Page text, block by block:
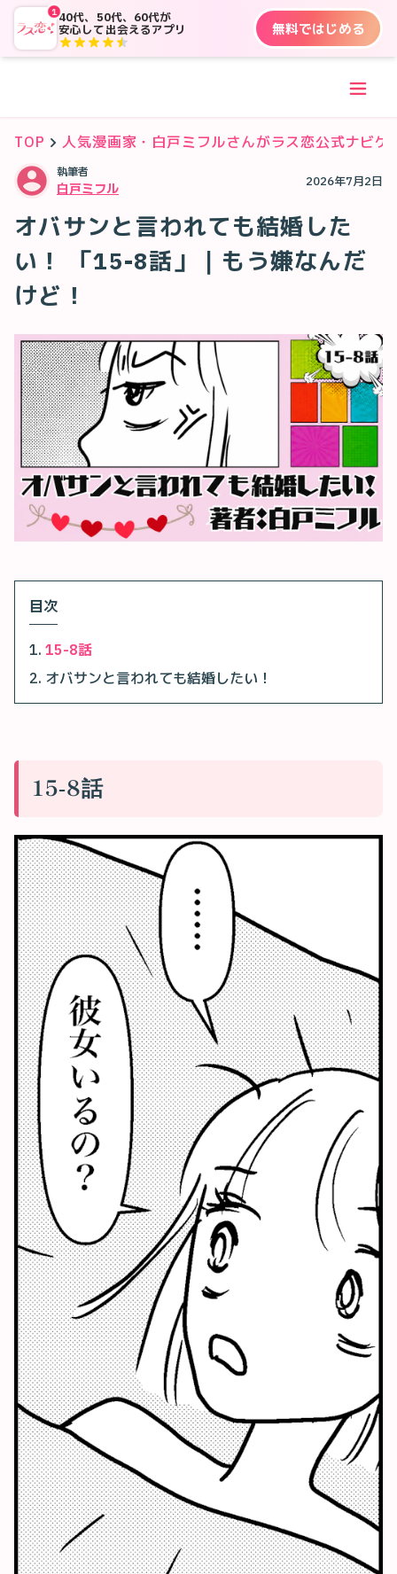
140代、50代、60代が
安心して出会えるアプリ
無料ではじめる
TOP 人気漫画家・白戸ミフルさんがラス恋公式ナビ
執筆者
白戸ミフル 2026年7月2日
オバサンと言われても結婚した
い！ 「15-8話」｜もう嫌なんだ
けど！
目次
15-8話
オバサンと言われても結婚したい！
15-8話